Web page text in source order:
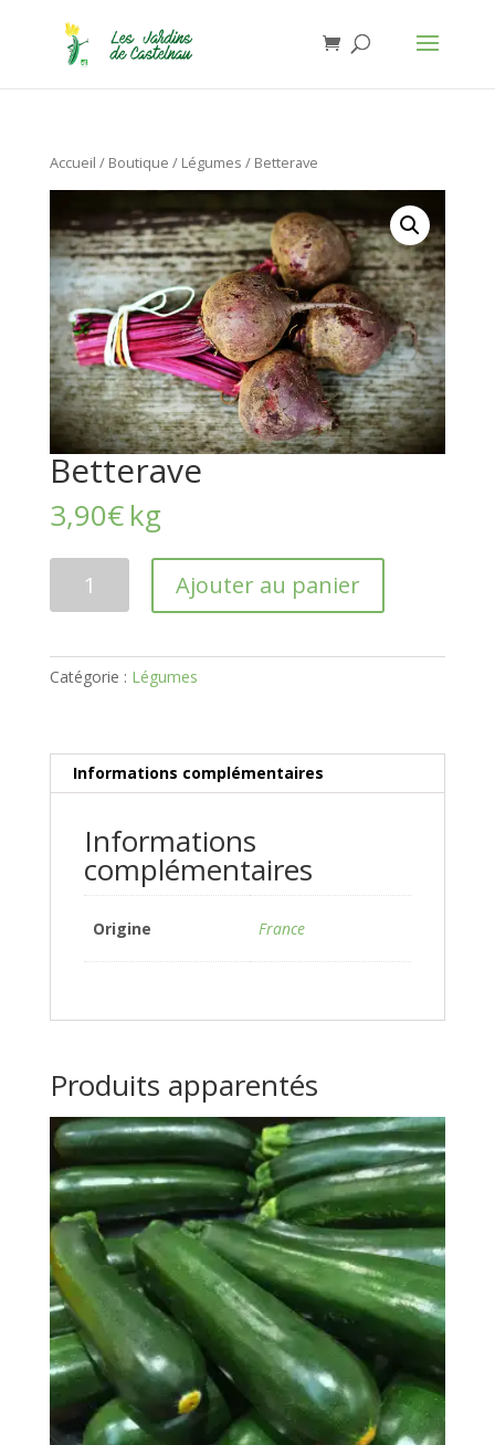
Accueil / Boutique / Légumes / Betterave
Betterave
3,90€ kg
Ajouter au panier
Catégorie : Légumes
Informations complémentaires
Informations
complémentaires
Origine France
Produits apparentés
Jardins de Castelnau - Organic Food
Anthony Lasserre
Gratuit - In Google Play
Installer